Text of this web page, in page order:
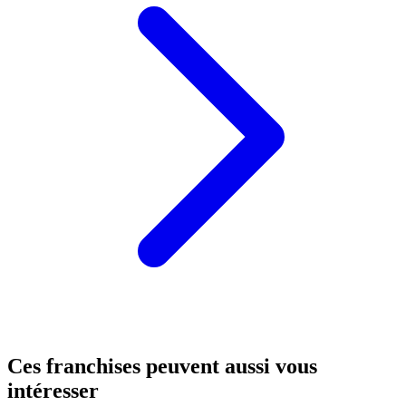
Ces franchises peuvent aussi vous
intéresser